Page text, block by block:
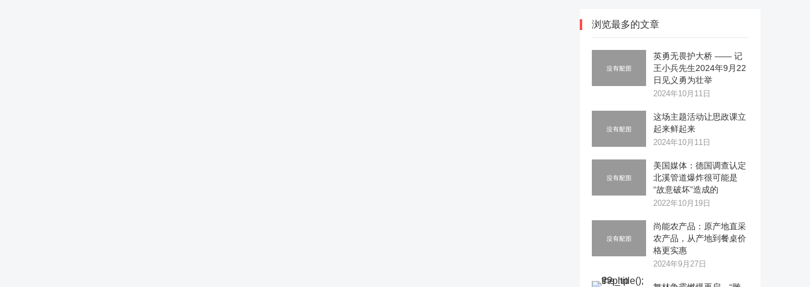
浏览最多的文章
英勇无畏护大桥 —— 记
王小兵先生2024年9月22
日见义勇为壮举
2024年10月11日
这场主题活动让思政课立
起来鲜起来
2024年10月11日
美国媒体：德国调查认定
北溪管道爆炸很可能是
“故意破坏”造成的
2022年10月19日
尚能农产品：原产地直采
农产品，从产地到餐桌价
格更实惠
2024年9月27日